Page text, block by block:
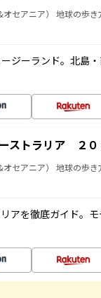
セアニア） 地球の歩き
ーランド。北島
トラリア ２０
セアニア） 地球の歩き
アを徹底ガイド。